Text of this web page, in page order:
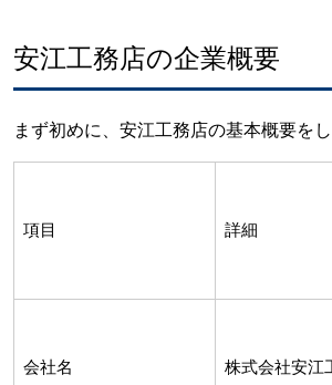
安江工務店の企業概要
まず初めに、安江工務店の基本概要を
項目 詳細
会社名 株式会社安江